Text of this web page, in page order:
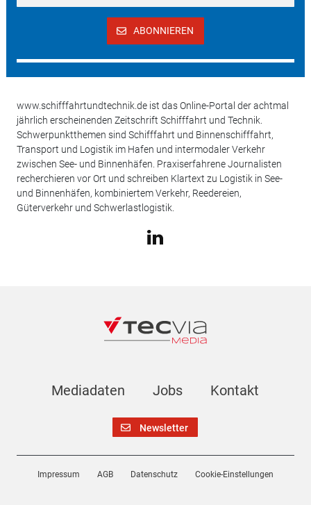
ABONNIEREN
www.schifffahrtundtechnik.de ist das Online-Portal der achtmal
jährlich erscheinenden Zeitschrift Schifffahrt und Technik.
Schwerpunktthemen sind Schifffahrt und Binnenschifffahrt,
Transport und Logistik im Hafen und intermodaler Verkehr
zwischen See- und Binnenhäfen. Praxiserfahrene Journalisten
recherchieren vor Ort und schreiben Klartext zu Logistik in See-
und Binnenhäfen, kombiniertem Verkehr, Reedereien,
Güterverkehr und Schwerlastlogistik.
Mediadaten Jobs Kontakt
Newsletter
Impressum AGB Datenschutz Cookie-Einstellungen